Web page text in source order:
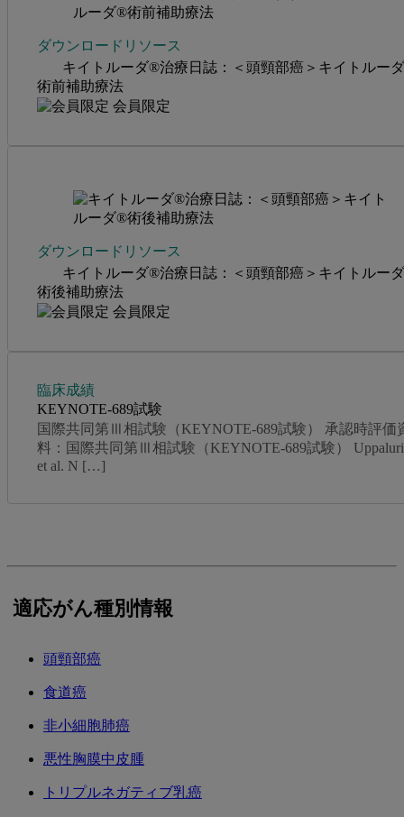
ダウンロードリソース
キイトルーダ®治療日誌：＜頭頸部癌＞キイトルー
術前補助療法
会員限定
ダウンロードリソース
キイトルーダ®治療日誌：＜頭頸部癌＞キイトルー
術後補助療法
会員限定
臨床成績
KEYNOTE-689試験
国際共同第Ⅲ相試験（KEYNOTE-689試験） 承認時評価
料：国際共同第Ⅲ相試験（KEYNOTE-689試験）
et al. N […]
適応がん種別情報
頭頸部癌
食道癌
非小細胞肺癌
悪性胸膜中皮腫
トリプルネガティブ乳癌